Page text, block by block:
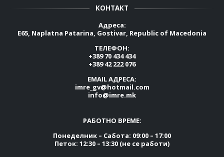
КОНТАКТ
Адреса:
E65, Naplatna Patarina, Gostivar, Republic of Macedonia
ТЕЛЕФОН:
+389 70 434 434
+389 42 222 076
EMAIL АДРЕСА:
imre_gv@hotmail.com
info@imre.mk
РАБОТНО ВРЕМЕ:
Понеделник – Сабота: 09:00 – 17:00
Петок: 12:30 – 13:30 (не се работи)